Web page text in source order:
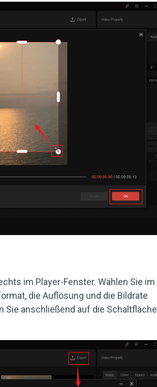
im Player-Fenster. Wählen Sie im
die Auflösung und die Bildrate
Sie anschließend auf die Schaltfläche